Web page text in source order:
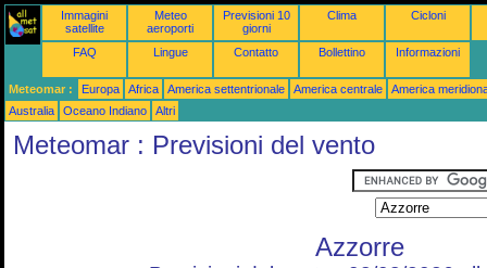
Immagini
satellite
Meteo
aeroporti
Previsioni 10
giorni
Clima Cicloni
FAQ Lingue Contatto Bollettino Informazioni
Meteomar : Europa Africa America settentrionale America centrale
America
Australia
Oceano Indiano Altri
Meteomar : Previsioni del vento
Azzorre